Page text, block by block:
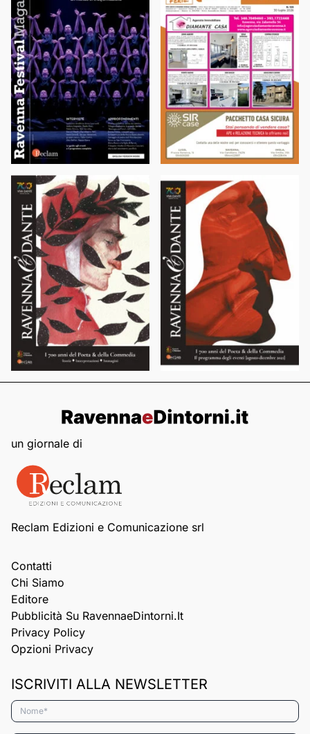
un giornale di
Reclam Edizioni e Comunicazione srl
Contatti
Chi Siamo
Editore
Pubblicità Su RavennaeDintorni.it
Privacy Policy
Opzioni Privacy
ISCRIVITI ALLA NEWSLETTER
Nome*